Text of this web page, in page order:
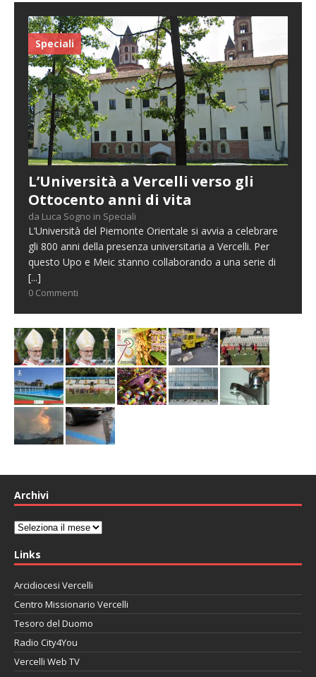
Speciali
L’Università a Vercelli verso gli
Ottocento anni di vita
da Luca Sogno in Speciali
L’Università del Piemonte Orientale si avvia a celebrare
gli 800 anni della presenza universitaria a Vercelli. Per
questo Upo e Meic stanno collaborando a una serie di
[...]
0 Commenti
Archivi
Archivi
Links
Arcidiocesi Vercelli
Centro Missionario Vercelli
Tesoro del Duomo
Radio City4You
Vercelli Web TV